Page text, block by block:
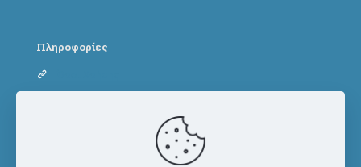
Πληροφορίες